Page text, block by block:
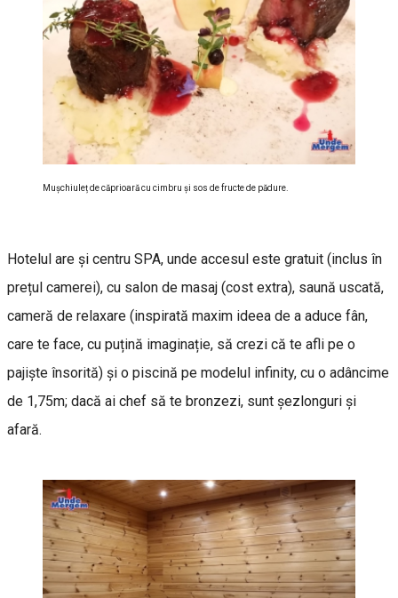
Mușchiuleț de căprioară cu cimbru și sos de fructe de pădure.
Hotelul are și centru SPA, unde accesul este gratuit (inclus în
prețul camerei), cu salon de masaj (cost extra), saună uscată,
cameră de relaxare (inspirată maxim ideea de a aduce fân,
care te face, cu puțină imaginație, să crezi că te afli pe o
pajiște însorită) și o piscină pe modelul infinity, cu o adâncime
de 1,75m; dacă ai chef să te bronzezi, sunt șezlonguri și
afară.